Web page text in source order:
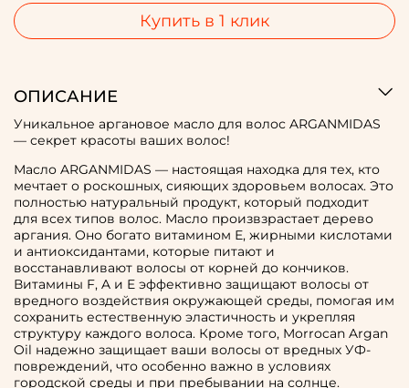
Купить в 1 клик
ОПИСАНИЕ
Уникальное аргановое масло для волос ARGANMIDAS
— секрет красоты ваших волос!
Масло ARGANMIDAS — настоящая находка для тех, кто
мечтает о роскошных, сияющих здоровьем волосах. Это
полностью натуральный продукт, который подходит
для всех типов волос. Масло произвзрастает дерево
аргания. Оно богато витамином Е, жирными кислотами
и антиоксидантами, которые питают и
восстанавливают волосы от корней до кончиков.
Витамины F, A и E эффективно защищают волосы от
вредного воздействия окружающей среды, помогая им
сохранить естественную эластичность и укрепляя
структуру каждого волоса. Кроме того, Morrocan Argan
Oil надежно защищает ваши волосы от вредных УФ-
повреждений, что особенно важно в условиях
городской среды и при пребывании на солнце.